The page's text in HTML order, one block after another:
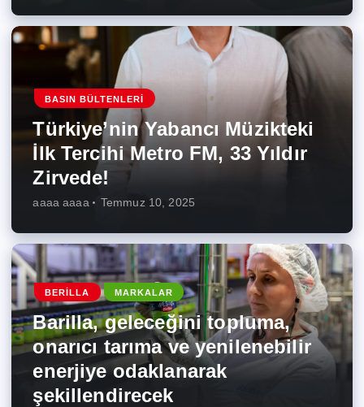
BASIN BÜLTENLERI
Türkiye’nin Yabancı Müzikteki
İlk Tercihi Metro FM, 33 Yıldır
Zirvede!
aaaa aaaa Temmuz 10, 2025
BERILLA MARKALAR
Barilla, geleceğini topluma,
onarıcı tarıma ve yenilenebilir
enerjiye odaklanarak
şekillendirecek